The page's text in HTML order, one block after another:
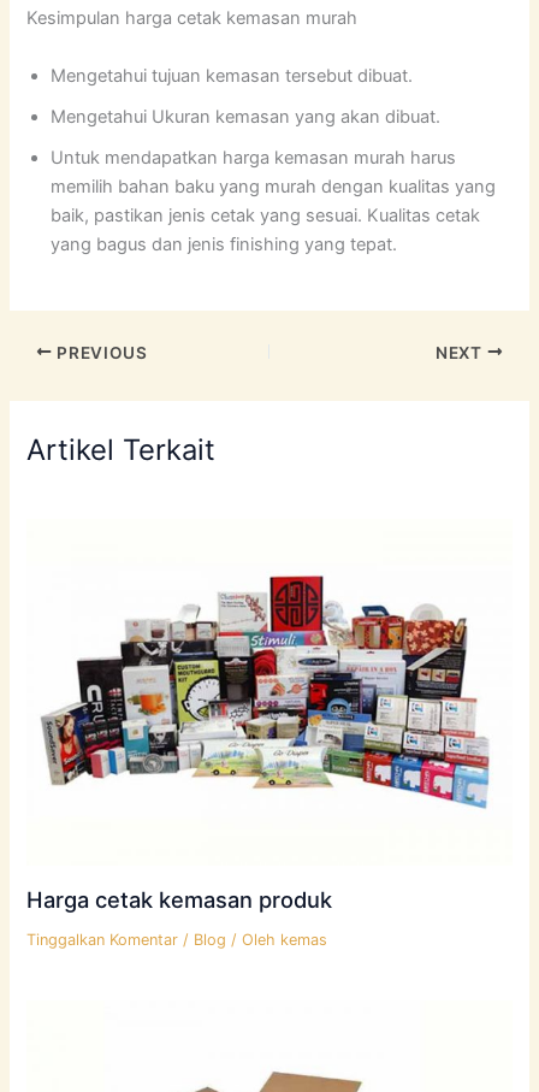
Kesimpulan harga cetak kemasan murah
Mengetahui tujuan kemasan tersebut dibuat.
Mengetahui Ukuran kemasan yang akan dibuat.
Untuk mendapatkan harga kemasan murah harus
memilih bahan baku yang murah dengan kualitas yang
baik, pastikan jenis cetak yang sesuai. Kualitas cetak
yang bagus dan jenis finishing yang tepat.
PREVIOUS NEXT
Artikel Terkait
Harga cetak kemasan produk
Tinggalkan Komentar / Blog / Oleh kemas